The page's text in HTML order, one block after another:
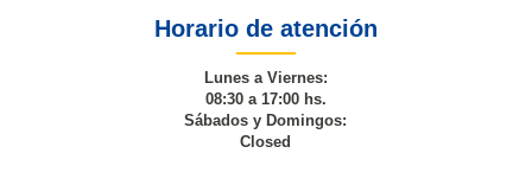
Horario de atención
Lunes a Viernes:
08:30 a 17:00 hs.
Sábados y Domingos:
Closed